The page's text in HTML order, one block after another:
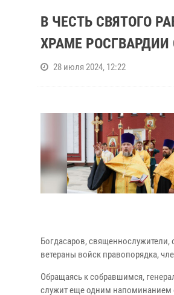
В ЧЕСТЬ СВЯТОГО
ХРАМЕ
28 июля 2024, 12:22
Богдасаров,
ветераны войск правопорядка,
Обращаясь к собравшимся,
служит еще одним